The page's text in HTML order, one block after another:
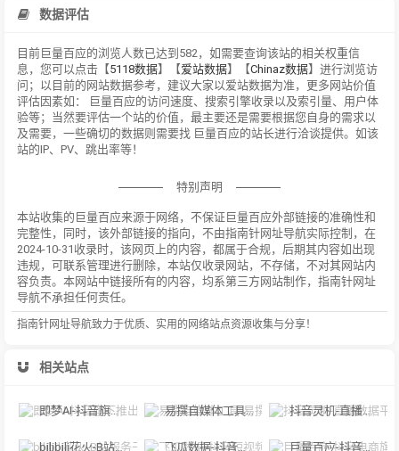
数据评估
目前巨量百应的浏览人数已达到582，如需要查询该站的相关权重信
息，您可以点击【5118数据】【爱站数据】【Chinaz数据】进行浏览访
问；以目前的网站数据参考，建议大家以爱站数据为准，更多网站价值
评估因素如： 巨量百应的访问速度、搜索引擎收录以及索引量、用户体
验等；当然要评估一个站的价值，最主要还是需要根据您自身的需求以
及需要，一些确切的数据则需要找 巨量百应的站长进行洽谈提供。如该
站的IP、PV、跳出率等！
特别声明
本站收集的巨量百应来源于网络，不保证巨量百应外部链接的准确性和
完整性，同时，该外部链接的指向，不由指南针网址导航实际控制，在
2024-10-31收录时，该网页上的内容，都属于合规，后期其内容如出现
违规，可联系管理进行删除，本站仅收录网站，不存储，不对其网站内
容负责。本网站中链接所有的内容，均系第三方网站制作，指南针网址
导航不承担任何责任。
指南针网址导航致力于优质、实用的网络站点资源收集与分享！
相关站点
即梦AI-抖音旗下推出的AI图片创作工具 易撰自媒体工具-易撰提供文章检测、爆文分析... 抖音灵机-直播数据平台
bilibili花火-B站服务于UP主和品牌方的官方商业合作平台 飞瓜数据-抖音短视频数据、主播排行统计 巨量百应-抖音电商旗下内容营销综合服务平台